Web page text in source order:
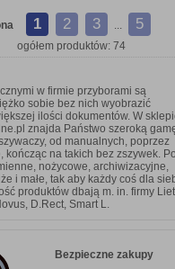
1 2 3 ... 5
ogółem produktów: 74
w firmie przyborami są
sobie bez nich wyobrazić
ilości dokumentów. W
znajda Państwo szeroką
od manualnych, poprzez
kończąc na takich bez zszywek.
nożycowe, archiwizacyjne,
i małe, tak aby każdy coś dla
produktów dbają m. in. firmy
D.Rect, Smart L.
Bezpieczne zakupy